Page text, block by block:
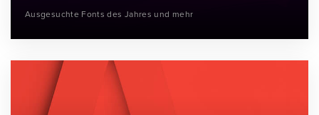
Ausgesuchte Fonts des Jahres und mehr